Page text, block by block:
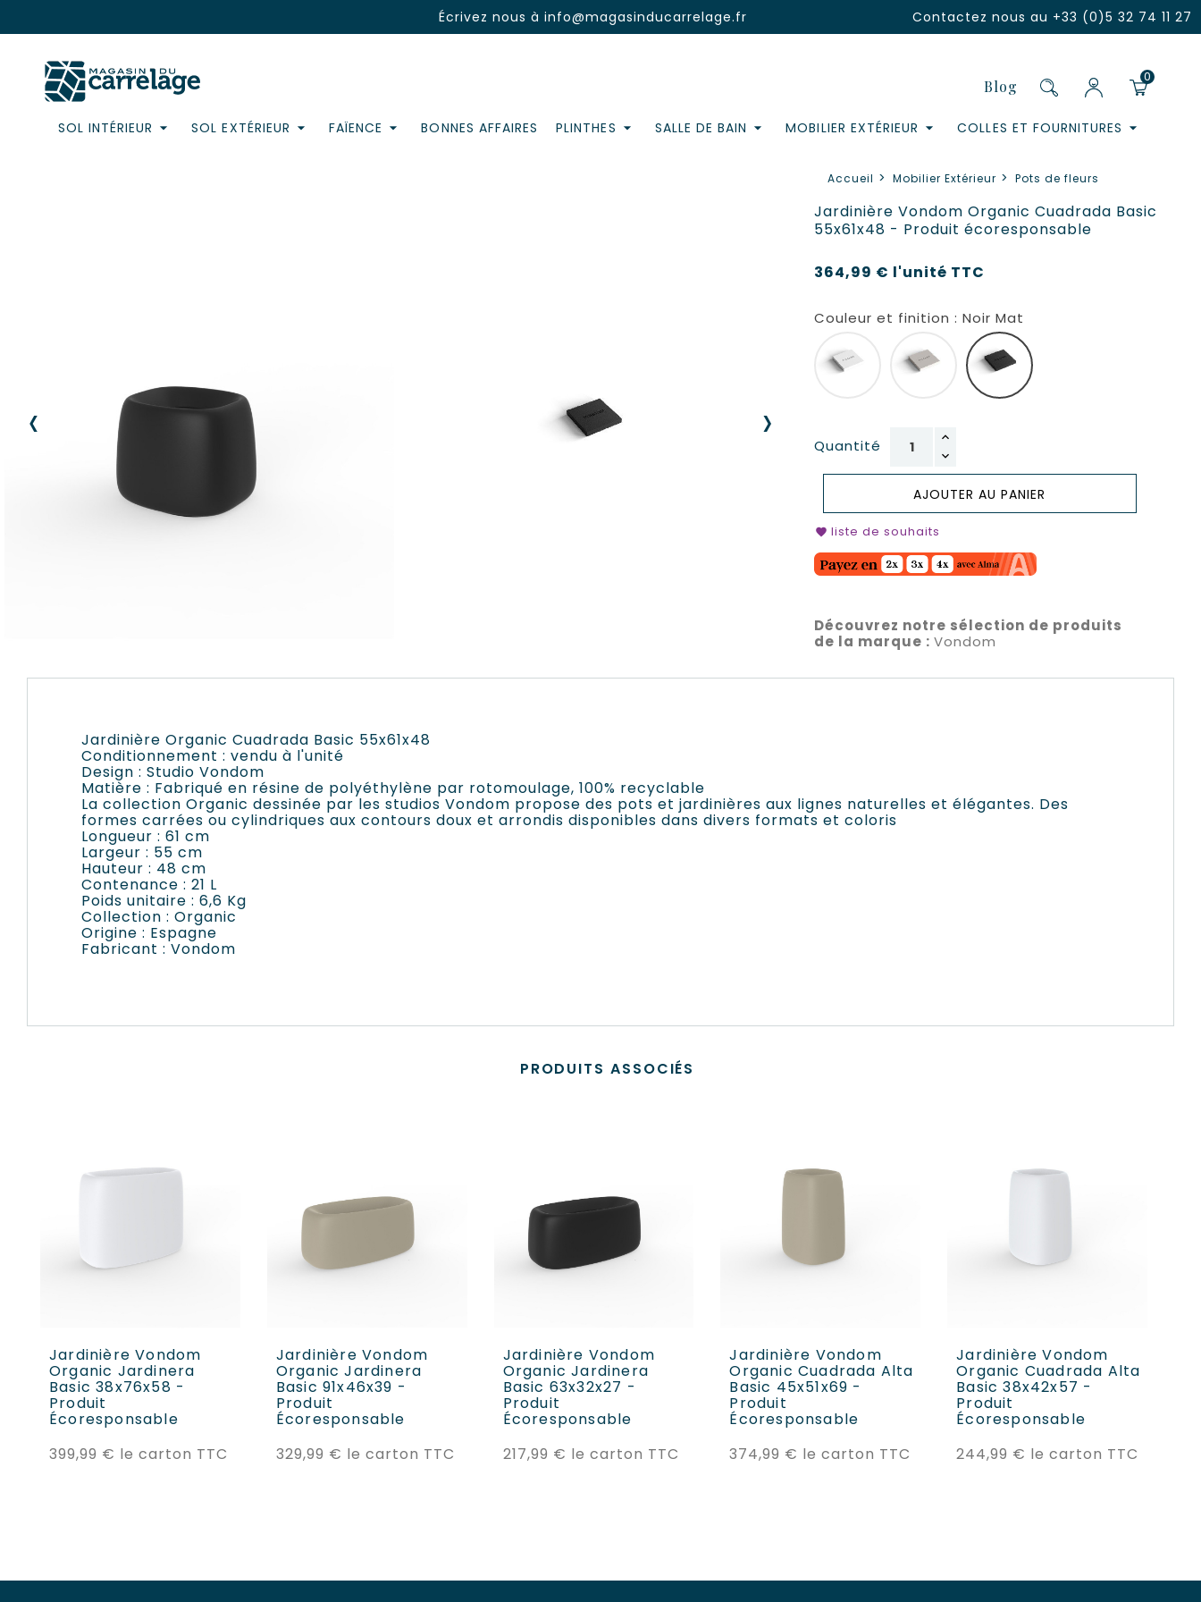
Écrivez nous àinfo@magasinducarrelage.fr Contactez nous au +33 (0)5 32 74 11 27
0
Blog
SOL INTÉRIEUR SOL EXTÉRIEUR FAÏENCE BONNES AFFAIRES PLINTHES SALLE DE BAIN MOBILIER EXTÉRIEUR COLLES ET FOURNITURES
‹ ›
Accueil Mobilier Extérieur Pots de fleurs
Jardinière Vondom Organic Cuadrada Basic
55x61x48 - Produit écoresponsable
364,99 € l'unité TTC
Couleur et finition : Noir Mat
Ecru Mat
Quantité
AJOUTER AU PANIER
favorite liste de souhaits
Découvrez notre sélection de produits
de la marque : Vondom
Jardinière Organic Cuadrada Basic 55x61x48
Conditionnement : vendu à l'unité
Design : Studio Vondom
Matière : Fabriqué en résine de polyéthylène par rotomoulage, 100% recyclable
La collection Organic dessinée par les studios Vondom propose des pots et jardinières aux lignes naturelles et élégantes. Des
formes carrées ou cylindriques aux contours doux et arrondis disponibles dans divers formats et coloris
Longueur : 61 cm
Largeur : 55 cm
Hauteur : 48 cm
Contenance : 21 L
Poids unitaire : 6,6 Kg
Collection : Organic
Origine : Espagne
Fabricant : Vondom
PRODUITS ASSOCIÉS
Jardinière Vondom
Organic Jardinera
Basic 38x76x58 -
Produit
Écoresponsable
399,99 € le carton TTC
Jardinière Vondom
Organic Jardinera
Basic 91x46x39 -
Produit
Écoresponsable
329,99 € le carton TTC
Jardinière Vondom
Organic Jardinera
Basic 63x32x27 -
Produit
Écoresponsable
217,99 € le carton TTC
Jardinière Vondom
Organic Cuadrada Alta
Basic 45x51x69 -
Produit
Écoresponsable
374,99 € le carton TTC
Jardinière Vondom
Organic Cuadrada Alta
Basic 38x42x57 -
Produit
Écoresponsable
244,99 € le carton TTC